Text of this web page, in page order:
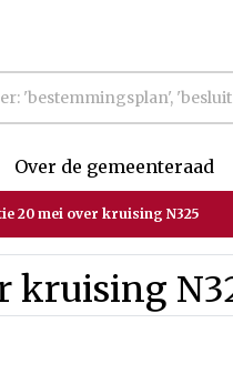
Over de gemeenteraad
20 mei over kruising N325
kruising